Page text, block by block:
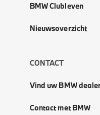
BMW Clubleven
Nieuwsoverzicht
CONTACT
Vind uw BMW
Contact met BMW